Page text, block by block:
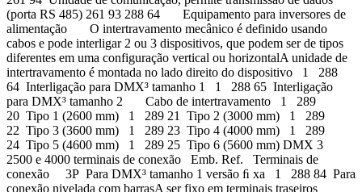
(porta RS 485) 261 93 288 64 Equipamento para inversores de
alimentação O intertravamento mecânico é definido usando
cabos e pode interligar 2 ou 3 dispositivos, que podem ser de tipos
diferentes em uma configuração vertical ou horizontalA unidade de
intertravamento é montada no lado direito do dispositivo 1 288
64 Interligação para DMX³ tamanho 1 1 288 65 Interligação
para DMX³ tamanho 2 Cabo de intertravamento 1 289
20 Tipo 1 (2600 mm) 1 289 21 Tipo 2 (3000 mm) 1 289
22 Tipo 3 (3600 mm) 1 289 23 Tipo 4 (4000 mm) 1 289
24 Tipo 5 (4600 mm) 1 289 25 Tipo 6 (5600 mm) DMX 3
2500 e 4000 terminais de conexão Emb. Ref. Terminais de
conexão 3P Para DMX³ tamanho 1 versão ﬁ xa 1 288 84 Para
conexão nivelada com barrasA ser fixo em terminais traseiros